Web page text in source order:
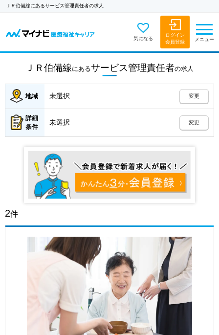
ＪＲ伯備線にあるサービス管理責任者の求人
気になる
ログイン
会員登録
メニュー
ＪＲ伯備線 にあるサービス管理責任者の求人
地域 未選択 変更
詳細
条件
未選択 変更
2件